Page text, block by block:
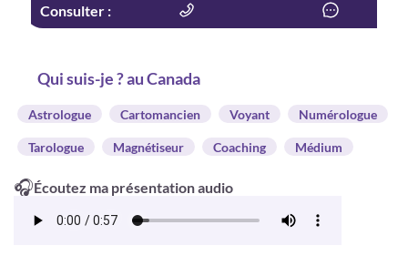
Consulter :
Qui suis-je ? au Canada
Astrologue Cartomancien Voyant Numérologue
Tarologue Magnétiseur Coaching Médium
🎧Écoutez ma présentation audio